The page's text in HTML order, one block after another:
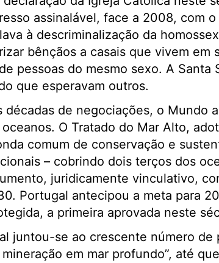
assinalável, face a 2008, com
à descriminalização da
bênçãos a casais que vivem em
pessoas do mesmo sexo. A
que esperavam outros.
décadas de negociações, o Mundo
O Tratado do Mar Alto,
comum de conservação e
– cobrindo dois terços dos
juridicamente vinculativo,
Portugal antecipou a meta para
a primeira aprovada neste
juntou-se ao crescente número de
em mar profundo”, até